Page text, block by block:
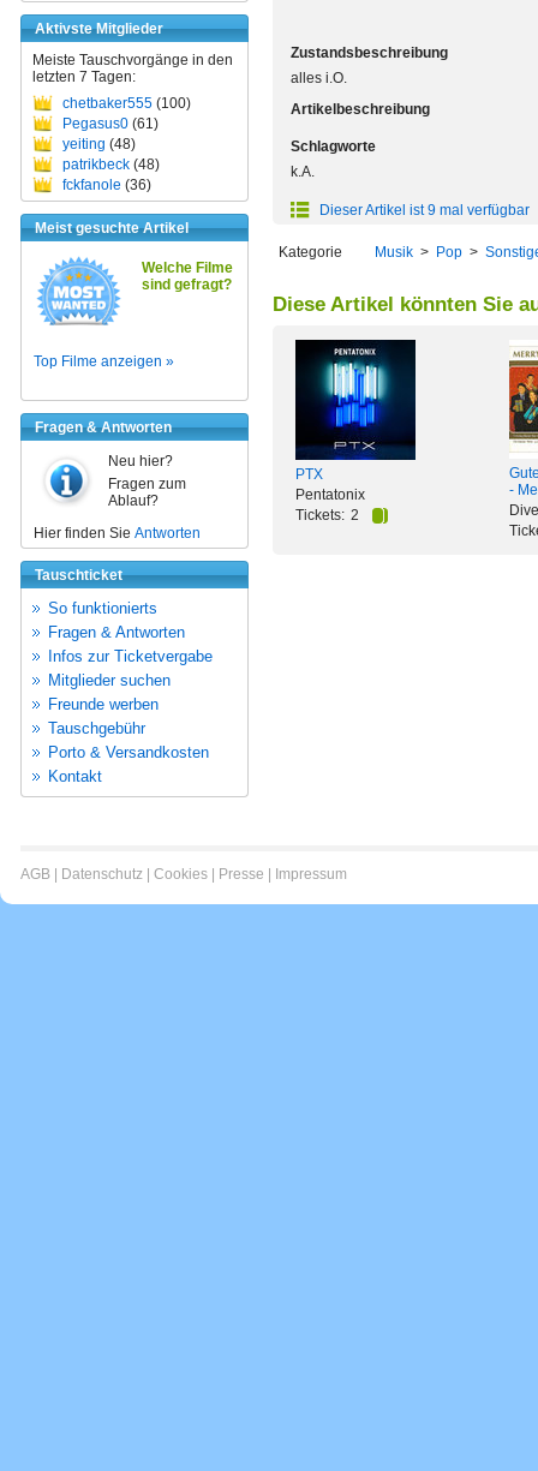
Aktivste Mitglieder
Meiste Tauschvorgänge in den
letzten 7 Tagen:
chetbaker555 (100)
Pegasus0 (61)
yeiting (48)
patrikbeck (48)
fckfanole (36)
Meist gesuchte Artikel
Welche Filme
sind gefragt?
Top Filme anzeigen »
Fragen & Antworten
Neu hier?
Fragen zum
Ablauf?
Hier finden Sie Antworten
Tauschticket
So funktionierts
Fragen & Antworten
Infos zur Ticketvergabe
Mitglieder suchen
Freunde werben
Tauschgebühr
Porto & Versandkosten
Kontakt
Zustandsbeschreibung
alles i.O.
Artikelbeschreibung
Schlagworte
k.A.
Dieser Artikel ist 9 mal verfügbar
Kategorie Musik > Pop >
Diese Artikel könnten Sie
PTX
Pentatonix
Tickets: 2
-
AGB Datenschutz Cookies Presse Impressum